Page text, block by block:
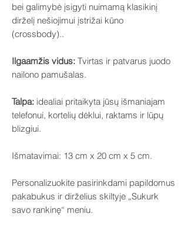
bei galimybė įsigyti nuimamą klasikinį
dirželį nešiojimui įstrižai kūno
(crossbody)..
Ilgaamžis vidus: Tvirtas ir patvarus juodo
nailono pamušalas.
Talpa: idealiai pritaikyta jūsų išmaniajam
telefonui, kortelių dėklui, raktams ir lūpų
blizgiui.
Išmatavimai: 13 cm x 20 cm x 5 cm.
Personalizuokite pasirinkdami papildomus
pakabukus ir dirželius skiltyje „Sukurk
savo rankinę“ meniu.